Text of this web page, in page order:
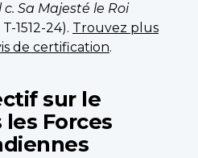
Sa Majesté le Roi
1512-24). Trouvez plus
de certification.
sur le
Forces